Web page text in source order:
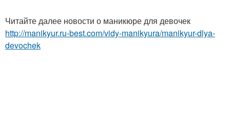
Читайте далее новости о маникюре для девочек
http://manikyur.ru-best.com/vidy-manikyura/manikyur-dlya-
devochek